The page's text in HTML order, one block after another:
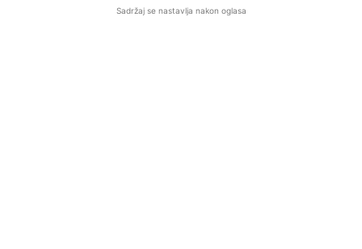
Sadržaj se nastavlja nakon oglasa